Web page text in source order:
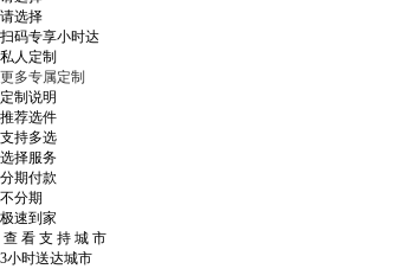
请选择
扫码专享小时达
私人定制
更多专属定制
定制说明
推荐选件
支持多选
选择服务
分期付款
不分期
极速到家
查 看 支 持 城 市
3小时送达城市